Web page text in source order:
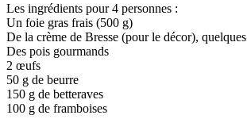
Les ingrédients pour 4 personnes :
Un foie gras frais (500 g)
De la crème de Bresse (pour le décor),
Des pois gourmands
2 œufs
50 g de beurre
150 g de betteraves
100 g de framboises